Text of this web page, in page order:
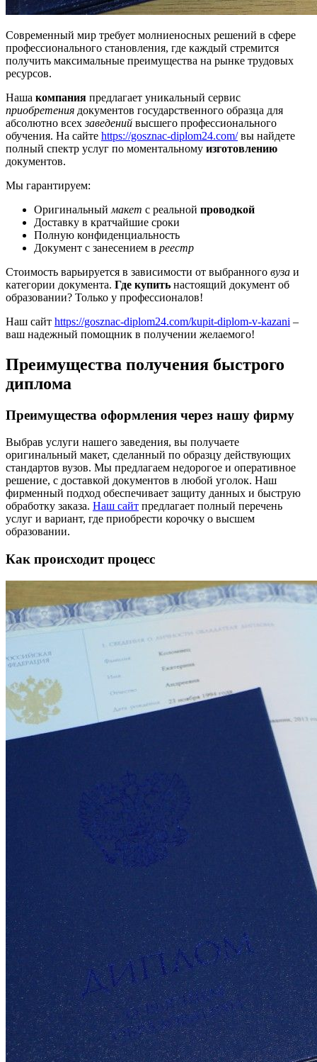
Современный мир требует молниеносных решений в сфере
профессионального становления, где каждый стремится
получить максимальные преимущества на рынке трудовых
ресурсов.
Наша компания предлагает уникальный сервис
приобретения документов государственного образца для
абсолютно всехзаведений высшего профессионального
обучения. На сайте https://gosznac-diplom24.com/вы найдете
полный спектр услуг по моментальному изготовлению
документов.
Мы гарантируем:
Оригинальный макет с реальной проводкой
Доставку в кратчайшие сроки
Полную конфиденциальность
Документ с занесением в реестр
Стоимость варьируется в зависимости от выбранного вуза и
категории документа. Где купить настоящий документ об
образовании? Только у профессионалов!
Наш сайт https://gosznac-diplom24.com/kupit-diplom-v-kazani –
ваш надежный помощник в получении желаемого!
Преимущества получения быстрого
диплома
Преимущества оформления через нашу фирму
Выбрав услуги нашего заведения, вы получаете
оригинальный макет, сделанный по образцу действующих
стандартов вузов. Мы предлагаем недорогое и оперативное
решение, с доставкой документов в любой уголок. Наш
фирменный подход обеспечивает защиту данных и быструю
обработку заказа. Наш сайт предлагает полный перечень
услуг и вариант, где приобрести корочку о высшем
образовании.
Как происходит процесс